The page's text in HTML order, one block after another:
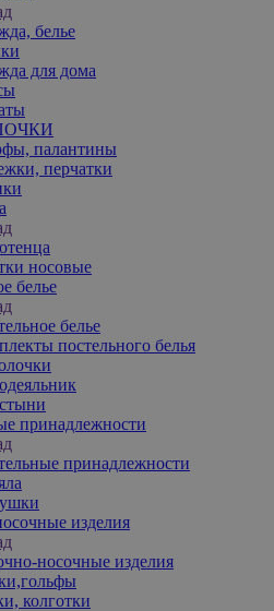
белье
для дома
палантины
перчатки
носовые
белье
белье
постельного белья
принадлежности
принадлежности
изделия
носочные изделия
колготки